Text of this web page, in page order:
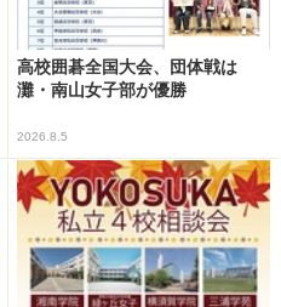
高校囲碁全国大会、団体戦は
灘・南山女子部が優勝
2026.8.5